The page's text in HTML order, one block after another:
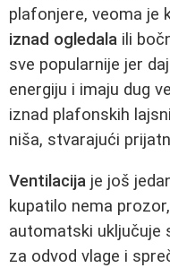
plafonjere, veoma je
iznad ogledala ili
sve popularnije jer
energiju i imaju dug
iznad plafonskih
niša, stvarajući
Ventilacija je još
kupatilo nema
automatski uključuje
za odvod vlage i